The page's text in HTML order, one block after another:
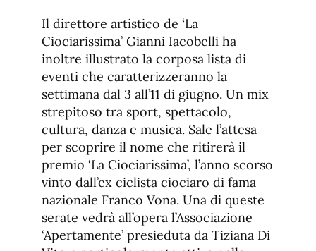
Il direttore artistico de ‘La
Ciociarissima’ Gianni Iacobelli ha
inoltre illustrato la corposa lista di
eventi che caratterizzeranno la
settimana dal 3 all’11 di giugno. Un mix
strepitoso tra sport, spettacolo,
cultura, danza e musica. Sale l’attesa
per scoprire il nome che ritirerà il
premio ‘La Ciociarissima’, l’anno scorso
vinto dall’ex ciclista ciociaro di fama
nazionale Franco Vona. Una di queste
serate vedrà all’opera l’Associazione
‘Apertamente’ presieduta da Tiziana Di